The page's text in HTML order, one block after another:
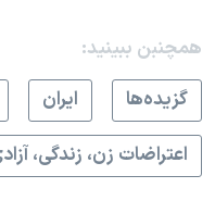
همچنبن ببینید:
گزيده‌ها
ايران
اعتراضات زن، زندگی،